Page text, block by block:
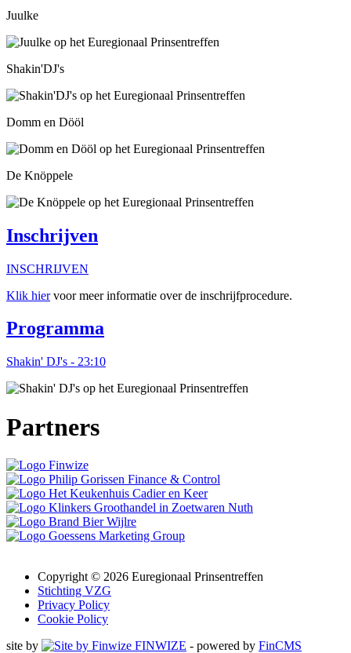
Juulke
Shakin'DJ's
Domm en Dööl
De Knöppele
Inschrijven
INSCHRIJVEN
Klik hiervoor meer informatie over de inschrijfprocedure.
Programma
Shakin' DJ's - 23:10
Partners
Copyright © 2026 Euregionaal Prinsentreffen
Stichting VZG
Privacy Policy
Cookie Policy
site by
FINWIZE - powered by FinCMS